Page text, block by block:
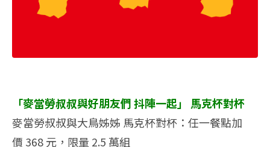
「麥當勞叔叔與好朋友們 抖陣一起」 馬克杯對杯
麥當勞叔叔與大鳥姊姊 馬克杯對杯：任一餐點加
價 368 元，限量 2.5 萬組